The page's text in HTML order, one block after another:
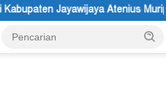
Festival Budaya Lembah